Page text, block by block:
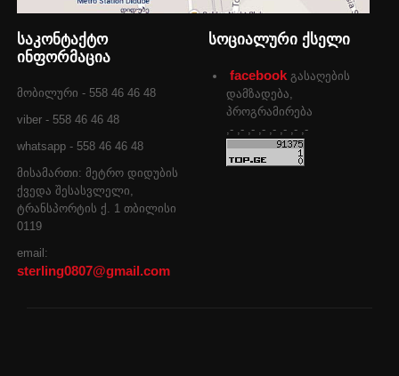
საკონტაქტო
ინფორმაცია
მობილური - 558 46 46 48
viber - 558 46 46 48
whatsapp - 558 46 46 48
მისამართი: მეტრო დიდუბის
ქვედა შესასვლელი,
ტრანსპორტის ქ. 1 თბილისი
0119
email:
sterling0807@gmail.com
სოციალური ქსელი
facebook გასაღების
დამზადება,
პროგრამირება
,- ,- ,- ,- ,- ,- ,- ,-